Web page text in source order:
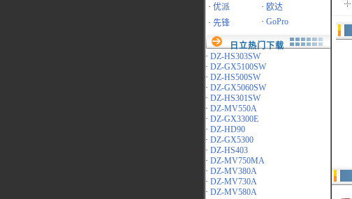
· 优派 · 欧达
· 先锋 · GoPro
日立热门下载
· DZ-HS303SW
· DZ-GX5100SW
· DZ-HS500SW
· DZ-GX5060SW
· DZ-HS301SW
· DZ-MV550A
· DZ-GX3300E
· DZ-HD90
· DZ-GX5300
· DZ-HS403
· DZ-MV750MA
· DZ-MV380A
· DZ-MV730A
· DZ-MV580A